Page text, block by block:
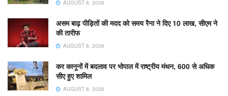
AUGUST 8, 2026
असम बाढ़ पीड़ितों की मदद को समय रैना ने दिए 10 लाख, सीएम ने
की तारीफ
AUGUST 8, 2026
कर कानूनों में बदलाव पर भोपाल में राष्ट्रीय मंथन, 600 से अधिक
सीए हुए शामिल
AUGUST 8, 2026